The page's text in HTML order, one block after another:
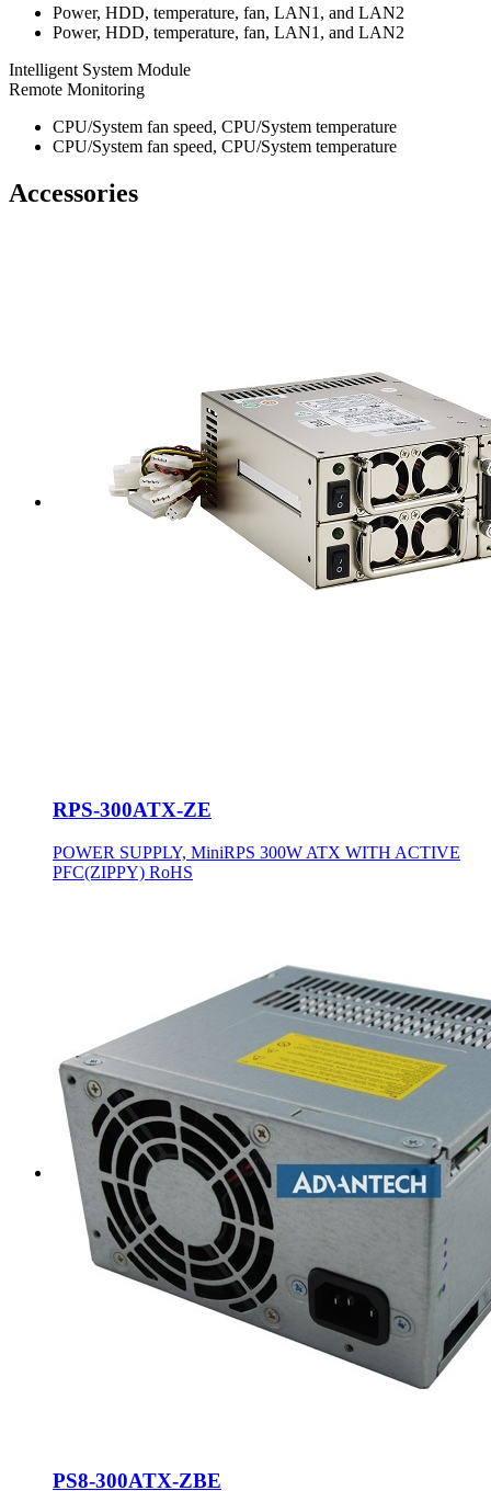
Power, HDD, temperature, fan, LAN1, and LAN2
Power, HDD, temperature, fan, LAN1, and LAN2
Intelligent System Module
Remote Monitoring
CPU/System fan speed, CPU/System temperature
CPU/System fan speed, CPU/System temperature
Accessories
RPS-300ATX-ZE
POWER SUPPLY, MiniRPS 300W ATX WITH ACTIVE
PFC(ZIPPY) RoHS
PS8-300ATX-ZBE